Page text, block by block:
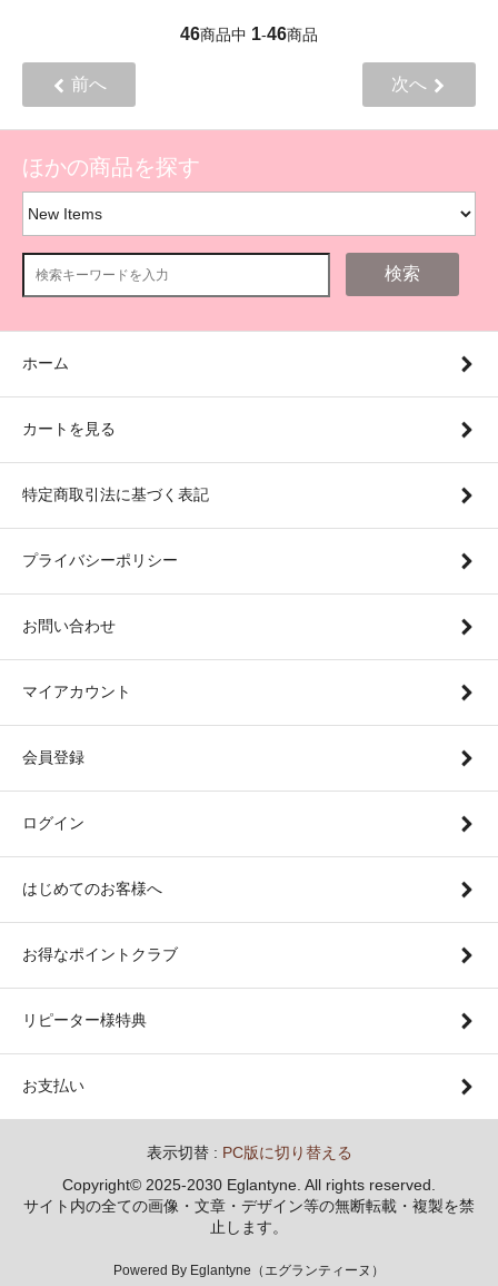
46商品中 1-46商品
前へ 次へ
ほかの商品を探す
検索
ホーム
カートを見る
特定商取引法に基づく表記
プライバシーポリシー
お問い合わせ
マイアカウント
会員登録
ログイン
はじめてのお客様へ
お得なポイントクラブ
リピーター様特典
お支払い
表示切替 : PC版に切り替える
Copyright© 2025-2030 Eglantyne. All rights reserved.
サイト内の全ての画像・文章・デザイン等の無断転載・複製を禁
止します。
Powered By Eglantyne（エグランティーヌ）